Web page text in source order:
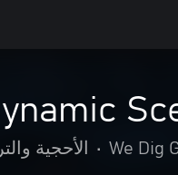
We Dig
• الأحجية